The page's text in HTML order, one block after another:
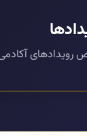
رویدادهای